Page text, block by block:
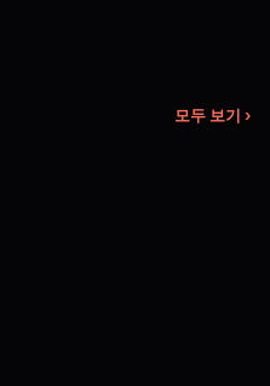
모두 보기 ›